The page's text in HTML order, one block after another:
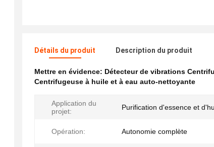
Détails du produit Description du produit
Mettre en évidence: Détecteur de vibrations
Centrifugeuse à huile et à eau auto-nettoyante
Application du
projet:
Purification d'essence et
Opération: Autonomie complète